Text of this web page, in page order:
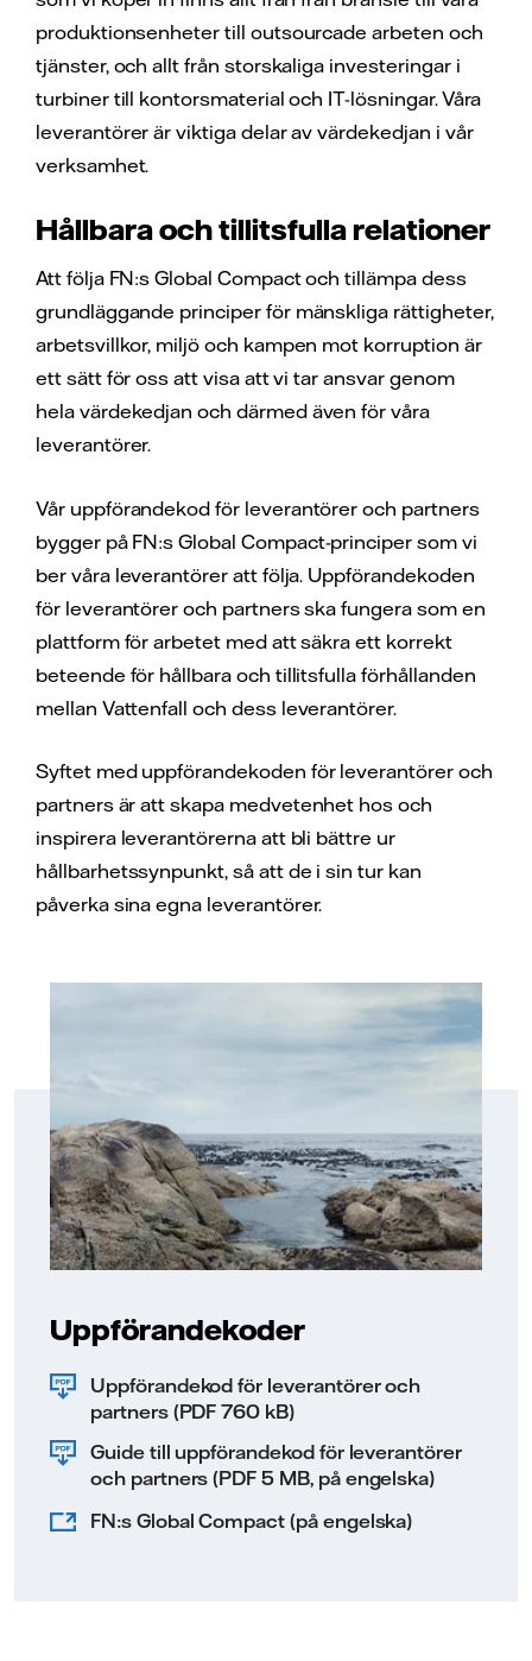
produktionsenheter till outsourcade arbeten och
tjänster, och allt från storskaliga investeringar i
turbiner till kontorsmaterial och IT-lösningar. Våra
leverantörer är viktiga delar av värdekedjan i vår
verksamhet.
Hållbara och tillitsfulla relationer
Att följa FN:s Global Compact och tillämpa dess
grundläggande principer för mänskliga rättigheter,
arbetsvillkor, miljö och kampen mot korruption är
ett sätt för oss att visa att vi tar ansvar genom
hela värdekedjan och därmed även för våra
leverantörer.
Vår uppförandekod för leverantörer och partners
bygger på FN:s Global Compact-principer som vi
ber våra leverantörer att följa. Uppförandekoden
för leverantörer och partners ska fungera som en
plattform för arbetet med att säkra ett korrekt
beteende för hållbara och tillitsfulla förhållanden
mellan Vattenfall och dess leverantörer.
Syftet med uppförandekoden för leverantörer och
partners är att skapa medvetenhet hos och
inspirera leverantörerna att bli bättre ur
hållbarhetssynpunkt, så att de i sin tur kan
påverka sina egna leverantörer.
Uppförandekoder
Uppförandekod för leverantörer och
partners (PDF 760 kB)
Guide till uppförandekod för leverantörer
och partners (PDF 5 MB, på engelska)
FN:s Global Compact (på engelska)